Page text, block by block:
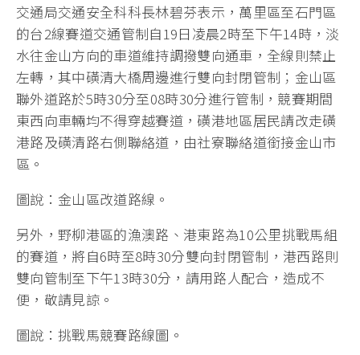
交通局交通安全科科長林碧芬表示，萬里區至石門區
的台2線賽道交通管制自19日凌晨2時至下午14時，淡
水往金山方向的車道維持調撥雙向通車，全線則禁止
左轉，其中磺清大橋周邊進行雙向封閉管制；金山區
聯外道路於5時30分至08時30分進行管制，競賽期間
東西向車輛均不得穿越賽道，磺港地區居民請改走磺
港路及磺清路右側聯絡道，由社寮聯絡道銜接金山市
區。
圖說：金山區改道路線。
另外，野柳港區的漁澳路、港東路為10公里挑戰馬組
的賽道，將自6時至8時30分雙向封閉管制，港西路則
雙向管制至下午13時30分，請用路人配合，造成不
便，敬請見諒。
圖說：挑戰馬競賽路線圖。